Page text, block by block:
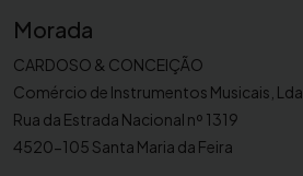
v
i
d
o
Morada
CARDOSO & CONCEIÇÃO
Comércio de Instrumentos Musicais, Lda
Rua da Estrada Nacional nº 1319
4520-105 Santa Maria da Feira